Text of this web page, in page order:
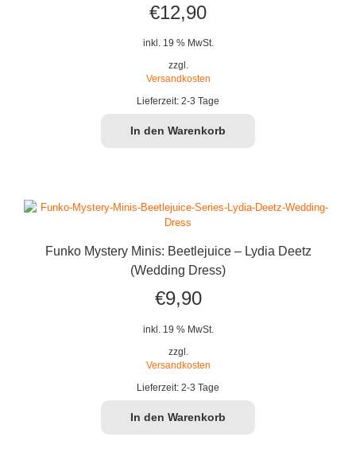
€12,90
inkl. 19 % MwSt.
zzgl.
Versandkosten
Lieferzeit: 2-3 Tage
In den Warenkorb
Funko Mystery Minis: Beetlejuice – Lydia Deetz
(Wedding Dress)
€9,90
inkl. 19 % MwSt.
zzgl.
Versandkosten
Lieferzeit: 2-3 Tage
In den Warenkorb